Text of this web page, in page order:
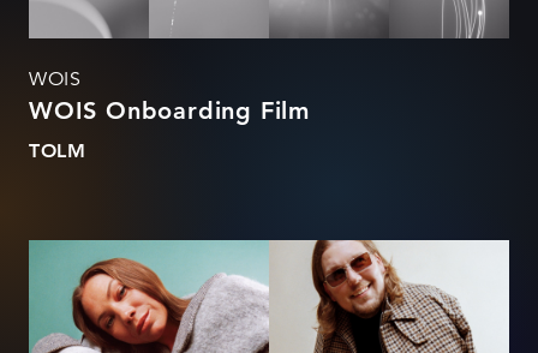
WOIS
WOIS Onboarding Film
TOLM
MasterChefid Kaubamajas